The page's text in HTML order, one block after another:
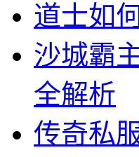
道士如
沙城霸
全解析
传奇私